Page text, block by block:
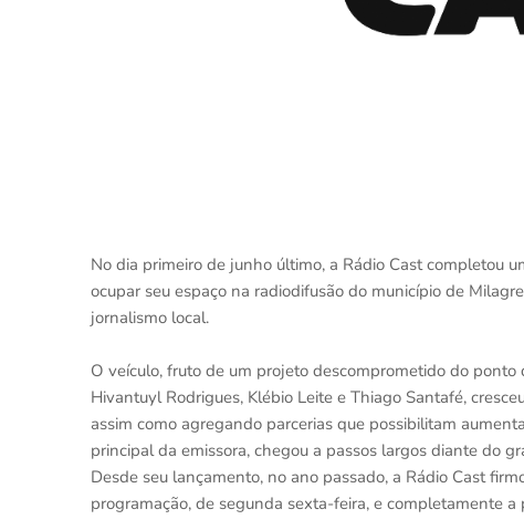
No dia primeiro de junho último, a Rádio Cast completou
ocupar seu espaço na radiodifusão do município de
jornalismo local.
O veículo, fruto de um projeto descomprometido do
Hivantuyl Rodrigues, Klébio Leite e Thiago Santafé,
assim como agregando parcerias que possibilitam
principal da emissora, chegou a passos largos diante do
Desde seu lançamento, no ano passado, a Rádio Cast
programação, de segunda sexta-feira, e completamente a